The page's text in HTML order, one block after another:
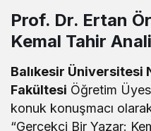
Prof. Dr. Ertan
Kemal Tahir
Balıkesir Üniversitesi
Fakültesi Öğretim
konuk konuşmacı
“Gerçekçi Bir Yazar: